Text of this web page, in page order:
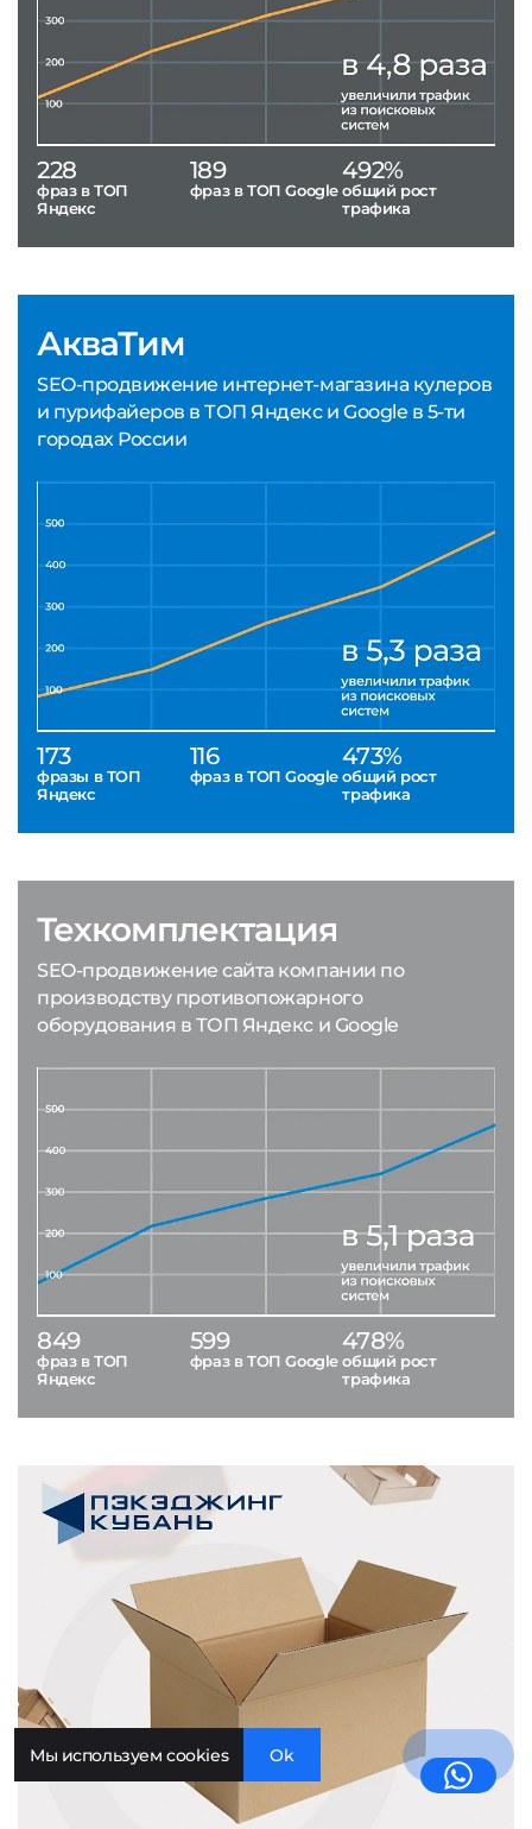
АкваТим
SEO-продвижение интернет-магазина кулеров
и пурифайеров в ТОП Яндекс и Google в 5-ти
городах России
173
фразы в ТОП
Яндекс
116
фраз в ТОП Google
473%
общий рост
трафика
228
фраз в ТОП
Яндекс
189
фраз в ТОП Google
492%
общий рост
трафика
Техкомплектация
SEO-продвижение сайта компании по
производству противопожарного
оборудования в ТОП Яндекс и Google
849
фраз в ТОП
Яндекс
599
фраз в ТОП Google
478%
общий рост
трафика
Мы используем cookies Ok